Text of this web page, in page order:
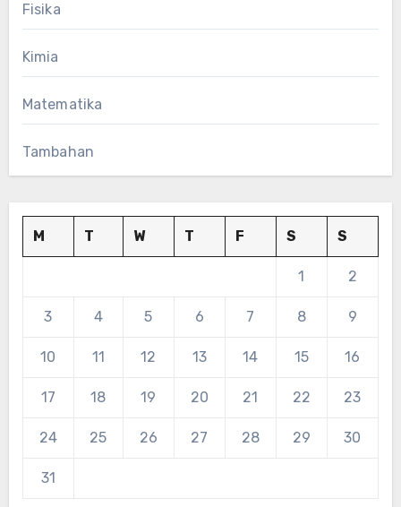
Fisika
Kimia
Matematika
Tambahan
M T W T F S S
1 2
3 4 5 6 7 8 9
10 11 12 13 14 15 16
17 18 19 20 21 22 23
24 25 26 27 28 29 30
31